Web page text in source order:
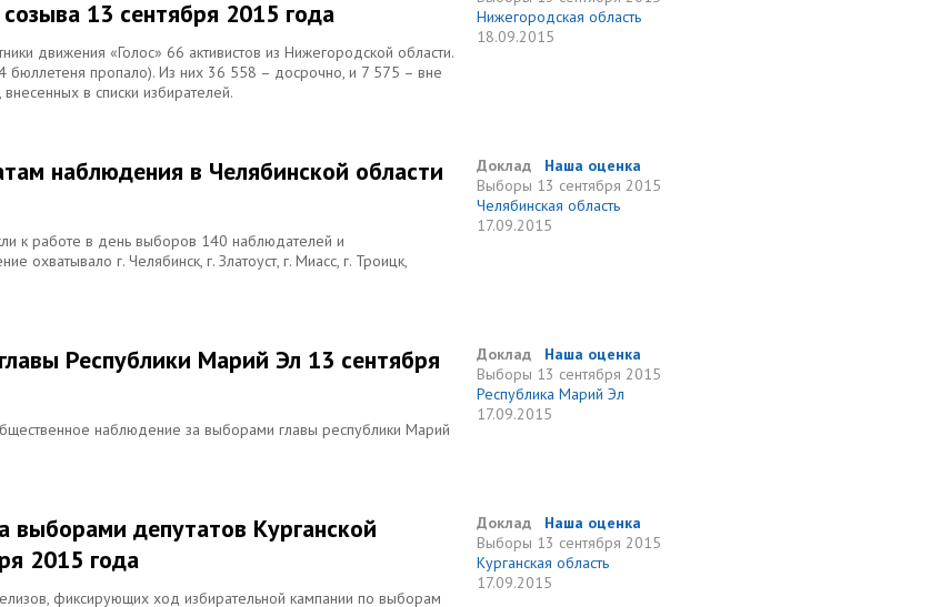
13 сентября 2015 года
движения «Голос» 66 активистов из Нижегородской области.
бюллетеня пропало). Из них 36 558 – досрочно, и 7 575 – вне
в списки избирателей.
Нижегородская область
18.09.2015
наблюдения в Челябинской области
к работе в день выборов 140 наблюдателей и
охватывало г. Челябинск, г. Златоуст, г. Миасс, г. Троицк,
Доклад
Наша оценка
Выборы 13 сентября 2015
Челябинская область
17.09.2015
Республики Марий Эл 13 сентября
наблюдение за выборами главы республики Марий
Доклад
Наша оценка
Выборы 13 сентября 2015
Республика Марий Эл
17.09.2015
выборами депутатов Курганской
2015 года
фиксирующих ход избирательной кампании по выборам
Доклад
Наша оценка
Выборы 13 сентября 2015
Курганская область
17.09.2015